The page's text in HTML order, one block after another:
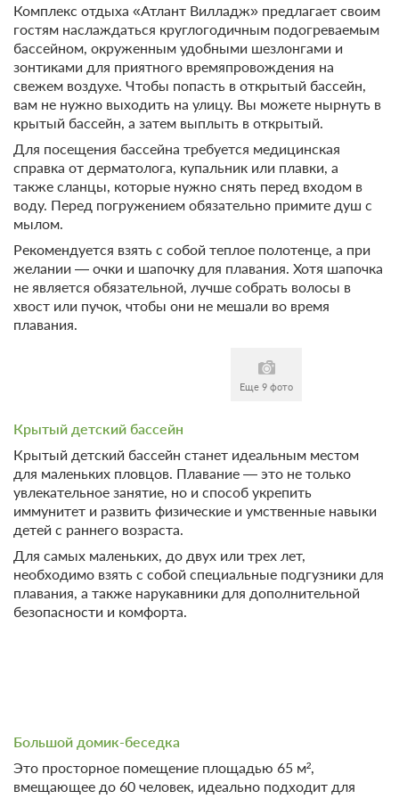
А-фрейм
Подробнее
Для Вашего удобства, Вы можете дополнительно заказать
завтрак в номер, тапочки, халаты, зубной набор, бритвенные
принадлежности, чай, кофе, сахар, а также решетки и шампура.
35м2
Одна двуспальная кровать
Одна диван-кровать
Один матрас
Телевизор
Wi-Fi
Ванная комната в номере
Без питания
Бесплатная отмена до 12 августа 2026 23:59; При отмене
после 13 августа 2026 00:00 оплата не возвращается
Требуется внесение 50% предоплаты на условиях -1
руб сейчас и 0 руб до 10.08.2026, 15:00
Сменить кол-во гостей
Комплекс отдыха «Атлант Вилладж» предлагает своим
гостям наслаждаться круглогодичным подогреваемым
бассейном, окруженным удобными шезлонгами и
зонтиками для приятного времяпровождения на
свежем воздухе. Чтобы попасть в открытый бассейн,
вам не нужно выходить на улицу. Вы можете нырнуть в
крытый бассейн, а затем выплыть в открытый.
Для посещения бассейна требуется медицинская
справка от дерматолога, купальник или плавки, а
также сланцы, которые нужно снять перед входом в
воду. Перед погружением обязательно примите душ с
мылом.
Рекомендуется взять с собой теплое полотенце, а при
желании — очки и шапочку для плавания. Хотя шапочка
не является обязательной, лучше собрать волосы в
хвост или пучок, чтобы они не мешали во время
плавания.
Крытый детский бассейн
Крытый детский бассейн станет идеальным местом
для маленьких пловцов. Плавание — это не только
увлекательное занятие, но и способ укрепить
иммунитет и развить физические и умственные навыки
детей с раннего возраста.
Для самых маленьких, до двух или трех лет,
необходимо взять с собой специальные подгузники для
плавания, а также нарукавники для дополнительной
безопасности и комфорта.
Большой домик-беседка
Это просторное помещение площадью 65 м²,
вмещающее до 60 человек, идеально подходит для